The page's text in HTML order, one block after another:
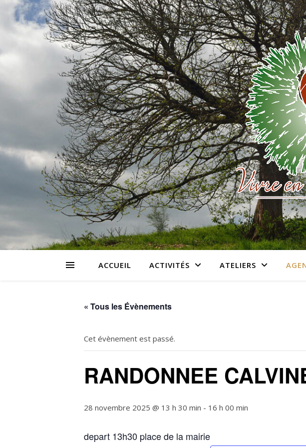
ACCUEIL ACTIVITÉS ATELIERS
« Tous les Évènements
Cet évènement est passé.
RANDONNEE
28 novembre 2025 @ 13 h 30 min - 16 h 00 min
depart 13h30 place de la mairie